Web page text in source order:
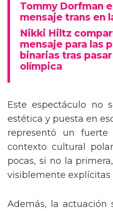
Tommy Dorfman
mensaje trans en
Nikki Hiltz
mensaje para las
binarias tras
olímpica
Este espectáculo no
estética y puesta en
representó un
contexto cultural
pocas, si no la
visiblemente explícitas
Además, la actuación